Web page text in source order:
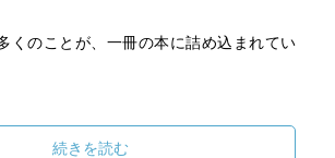
くのことが、一冊の本に詰め込まれてい
、地デジの機能を上手に活用〜！！
続きを読む